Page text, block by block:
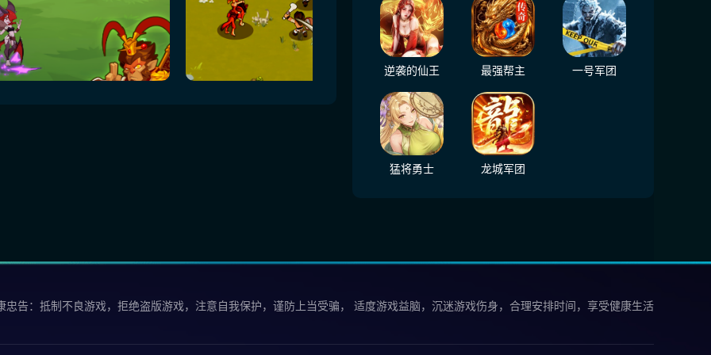
逆袭的仙王 最强帮主 一号军团
猛将勇士 龙城军团
忠告：抵制不良游戏，拒绝盗版游戏，注意自我保护，谨防上当受骗， 适度游戏益脑，沉迷游戏伤身，合理安排时间，享受健康生活